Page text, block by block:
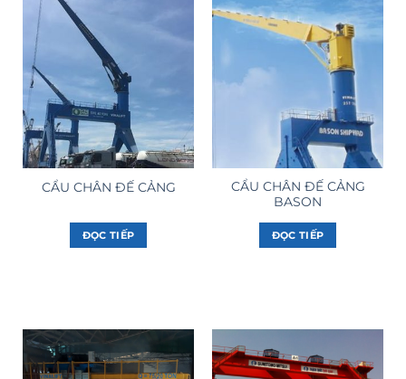
CẨU CHÂN ĐẾ CẢNG
ĐỌC TIẾP
CẨU CHÂN ĐẾ CẢNG
BASON
ĐỌC TIẾP